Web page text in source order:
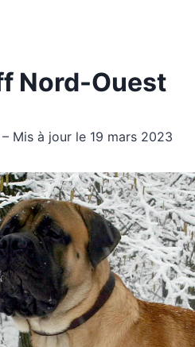
Nord-Ouest
– Mis à jour le 19 mars 2023